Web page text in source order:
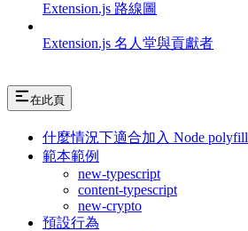
Extension.js 路線圖
Extension.js 名人堂與貢獻者
在此頁
什麼情況下適合加入 Node polyfill
範本範例
new-typescript
content-typescript
new-crypto
預設行為